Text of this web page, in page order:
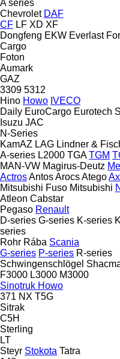
A series
Chevrolet DAF
CF LF XD XF
Dongfeng EKW Everlast
Cargo
Foton
Aumark
GAZ
3309 5312
Hino Howo IVECO
Daily EuroCargo Eurotech
Isuzu JAC
N-Series
KamAZ LAG Lindner &
A-series L2000 TGA TGM
MAN-VW Magirus-Deutz
ActrosAntosArocsAtego
Mitsubishi Fuso Mitsubishi
Atleon Cabstar
Pegaso Renault
D-series G-series K-series
series
Rohr Rába Scania
G-series P-series R-series
Schwingenschlögel
F3000 L3000 M3000
Sinotruk Howo
371 NX T5G
Sitrak
C5H
Sterling
LT
Steyr Stokota Tatra